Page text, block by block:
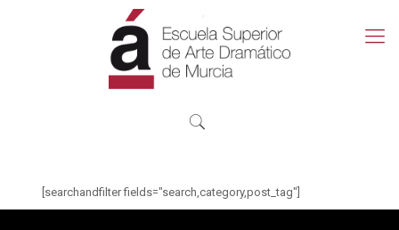
[searchandfilter fields="search,category,post_tag"]